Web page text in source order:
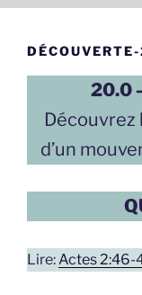
20.0
Découvrez
d’un
Lire:Actes 2:46-